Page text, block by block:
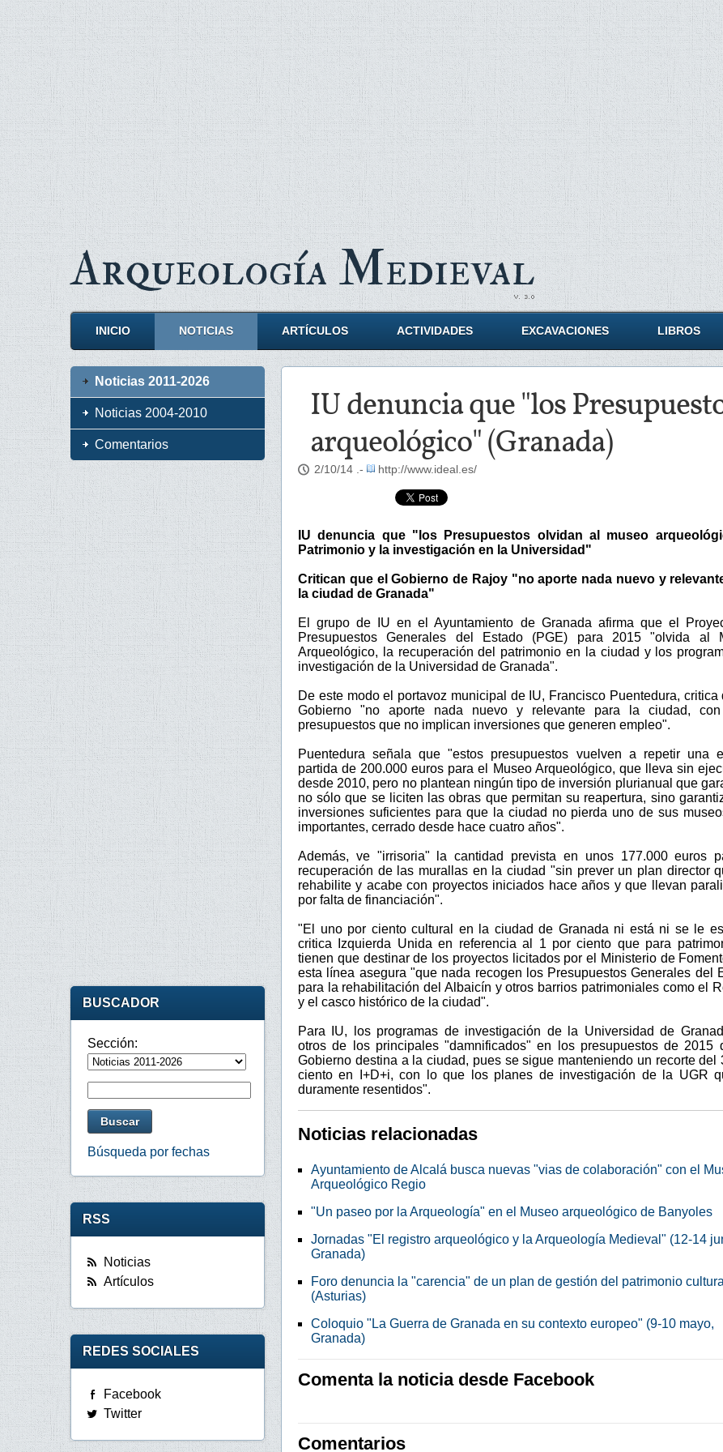
ArqueologíaMedieval
INICIO NOTICIAS ARTÍCULOS ACTIVIDADES EXCAVACIONES LIBROS
IU denuncia que "los
arqueológico" (Granada)
2/10/14 .- http://www.ideal.es/
IU denuncia que "los Presupuestos olvidan al museo
Patrimonio y la investigación en la Universidad"
Critican que el Gobierno de Rajoy "no aporte nada nuevo y
la ciudad de Granada"
El grupo de IU en el Ayuntamiento de Granada afirma que el
Presupuestos Generales del Estado (PGE) para 2015 "olvida al
Arqueológico, la recuperación del patrimonio en la ciudad y los
investigación de la Universidad de Granada".
De este modo el portavoz municipal de IU, Francisco Puentedura, critica
Gobierno "no aporte nada nuevo y relevante para la ciudad,
presupuestos que no implican inversiones que generen empleo".
Puentedura señala que "estos presupuestos vuelven a repetir una
partida de 200.000 euros para el Museo Arqueológico, que lleva sin
desde 2010, pero no plantean ningún tipo de inversión plurianual que
no sólo que se liciten las obras que permitan su reapertura, sino
inversiones suficientes para que la ciudad no pierda uno de sus
importantes, cerrado desde hace cuatro años".
Además, ve "irrisoria" la cantidad prevista en unos 177.000 euros
recuperación de las murallas en la ciudad "sin prever un plan director
rehabilite y acabe con proyectos iniciados hace años y que llevan
por falta de financiación".
"El uno por ciento cultural en la ciudad de Granada ni está ni se le
critica Izquierda Unida en referencia al 1 por ciento que para
tienen que destinar de los proyectos licitados por el Ministerio de
esta línea asegura "que nada recogen los Presupuestos Generales del
para la rehabilitación del Albaicín y otros barrios patrimoniales como el
y el casco histórico de la ciudad".
Para IU, los programas de investigación de la Universidad de
otros de los principales "damnificados" en los presupuestos de 2015
Gobierno destina a la ciudad, pues se sigue manteniendo un recorte del
ciento en I+D+i, con lo que los planes de investigación de la UGR
duramente resentidos".
Noticias relacionadas
Ayuntamiento de Alcalá busca nuevas "vias de colaboración" con el
Arqueológico Regio
"Un paseo por la Arqueología" en el Museo arqueológico de Banyoles
Jornadas "El registro arqueológico y la Arqueología Medieval" (12-14
Granada)
Foro denuncia la "carencia" de un plan de gestión del patrimonio cultural
(Asturias)
Coloquio "La Guerra de Granada en su contexto europeo" (9-10 mayo,
Granada)
Comenta la noticia desde Facebook
Comentarios
Noticias 2011-2026
Noticias 2004-2010
Comentarios
BUSCADOR
Sección:
Búsqueda por fechas
RSS
Noticias
Artículos
REDES SOCIALES
Facebook
Twitter